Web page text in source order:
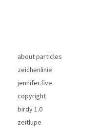
about particles
zeichenlinie
jennifer.five
copyright
birdy 1.0
zeitlupe